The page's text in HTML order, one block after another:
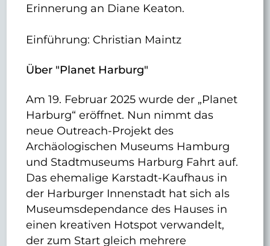
Erinnerung an Diane Keaton.
Einführung: Christian Maintz
Über "Planet Harburg"
Am 19. Februar 2025 wurde der „Planet
Harburg“ eröffnet. Nun nimmt das
neue Outreach-Projekt des
Archäologischen Museums Hamburg
und Stadtmuseums Harburg Fahrt auf.
Das ehemalige Karstadt-Kaufhaus in
der Harburger Innenstadt hat sich als
Museumsdependance des Hauses in
einen kreativen Hotspot verwandelt,
der zum Start gleich mehrere